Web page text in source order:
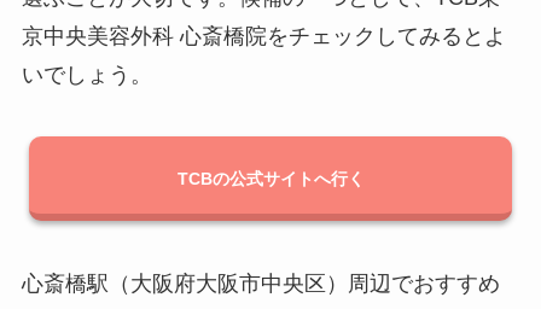
京中央美容外科 心斎橋院をチェックしてみるとよ
いでしょう。
TCBの公式サイトへ行く
心斎橋駅（大阪府大阪市中央区）周辺でおすすめ